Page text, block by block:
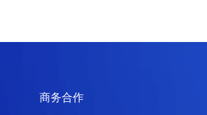
商务合作